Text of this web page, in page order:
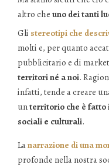
altro che uno dei tanti
Gli stereotipi che
molti e, per quanto
pubblicitario e di
territori né a noi.
infatti, tende a creare
unterritorio che è fatto
sociali e culturali.
Lanarrazione di una
profonde nella nostra